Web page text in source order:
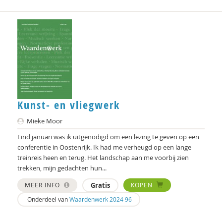
Kunst- en vliegwerk
Mieke Moor
Eind januari was ik uitgenodigd om een lezing te geven op een
conferentie in Oostenrijk. Ik had me verheugd op een lange
treinreis heen en terug. Het landschap aan me voorbij zien
trekken, mijn gedachten hun...
MEER INFO Gratis
KOPEN
Onderdeel vanWaardenwerk 2024 96